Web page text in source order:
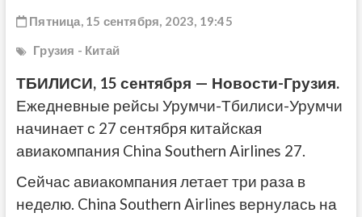
Пятница, 15 сентября, 2023, 19:45
Грузия - Китай
ТБИЛИСИ, 15 сентября — Новости-Грузия.
Ежедневные рейсы Урумчи-Тбилиси-Урумчи
начинает с 27 сентября китайская
авиакомпания China Southern Airlines 27.
Сейчас авиакомпания летает три раза в
неделю. China Southern Airlines вернулась на